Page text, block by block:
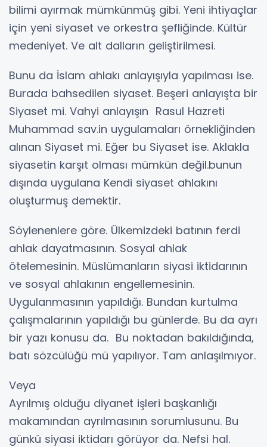
bilimi ayırmak mümkünmüş gibi. Yeni ihtiyaçlar
için yeni siyaset ve orkestra şefliğinde. Kültür
medeniyet. Ve alt dalların geliştirilmesi.
Bunu da İslam ahlakı anlayışıyla yapılması ise.
Burada bahsedilen siyaset. Beşeri anlayışta bir
Siyaset mi. Vahyi anlayışın Rasul Hazreti
Muhammad sav.in uygulamaları örnekliğinden
alınan Siyaset mi. Eğer bu Siyaset ise. Aklakla
siyasetin karşıt olması mümkün değil.bunun
dışında uygulana Kendi siyaset ahlakını
oluşturmuş demektir.
Söylenenlere göre. Ülkemizdeki batının ferdi
ahlak dayatmasının. Sosyal ahlak
ötelemesinin. Müslümanların siyasi iktidarının
ve sosyal ahlakının engellemesinin.
Uygulanmasının yapıldığı. Bundan kurtulma
çalışmalarının yapıldığı bu günlerde. Bu da ayrı
bir yazı konusu da. Bu noktadan bakıldığında,
batı sözcülüğü mü yapılıyor. Tam anlaşılmıyor.
Veya
Ayrılmış olduğu diyanet işleri başkanlığı
makamından ayrılmasının sorumlusunu. Bu
günkü siyasi iktidarı görüyor da. Nefsi hal.